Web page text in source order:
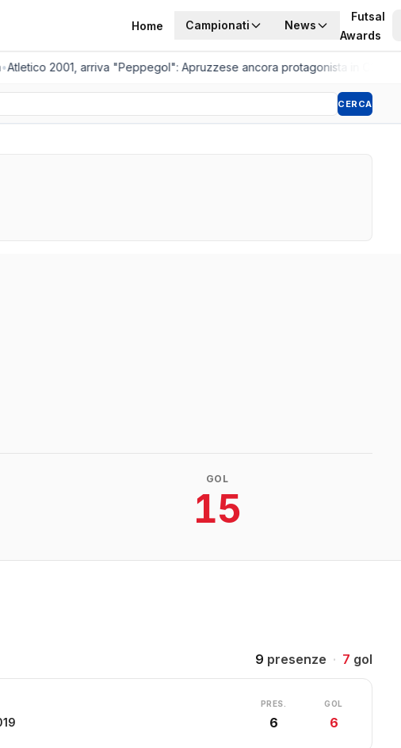
Home Campionati News
Futsal
Awards
Atletico 2001, arriva "Peppegol": Apruzzese ancora protagonista in C2
CERCA
GOL
15
9 presenze · 7 gol
PRES.
6
GOL
6